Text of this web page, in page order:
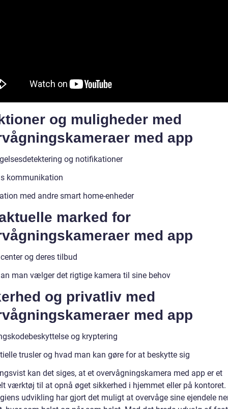
og muligheder med
med app
og notifikationer
kommunikation
med andre smart home-enheder
marked for
med app
og deres tilbud
man vælger det rigtige kamera til sine behov
og privatliv med
med app
og kryptering
trusler og hvad man kan gøre for at beskytte sig
kan det siges, at et overvågningskamera med app er et
værktøj til at opnå øget sikkerhed i hjemmet eller på kontoret.
udvikling har gjort det muligt at overvåge sine ejendele